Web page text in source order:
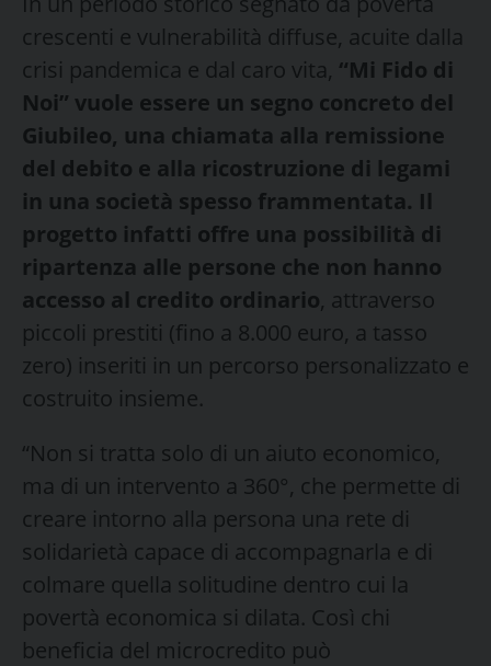
crescenti e vulnerabilità diffuse, acuite dalla
crisi pandemica e dal caro vita, “Mi Fido di
Noi” vuole essere un segno concreto del
Giubileo, una chiamata alla remissione
del debito e alla ricostruzione di legami
in una società spesso frammentata. Il
progetto infatti offre una possibilità di
ripartenza alle persone che non hanno
accesso al credito ordinario, attraverso
piccoli prestiti (fino a 8.000 euro, a tasso
zero) inseriti in un percorso personalizzato e
costruito insieme.
“Non si tratta solo di un aiuto economico,
ma di un intervento a 360°, che permette di
creare intorno alla persona una rete di
solidarietà capace di accompagnarla e di
colmare quella solitudine dentro cui la
povertà economica si dilata. Così chi
beneficia del microcredito può